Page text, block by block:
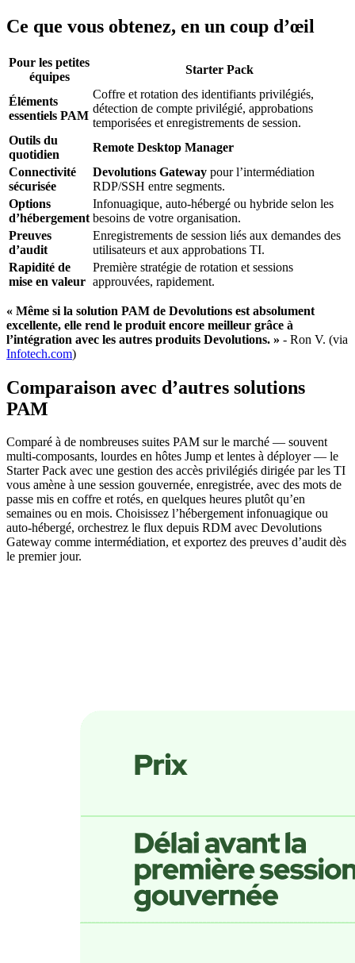
Ce que vous obtenez, en un coup d’œil
Pour les petites
équipes
Starter Pack
Éléments
essentiels PAM
Coffre et rotation des identifiants privilégiés,
détection de compte privilégié, approbations
temporisées et enregistrements de session.
Outils du
quotidien
Remote Desktop Manager
Connectivité
sécurisée
Devolutions Gateway pour l’intermédiation
RDP/SSH entre segments.
Options
d’hébergement
Infonuagique, auto-hébergé ou hybride selon les
besoins de votre organisation.
Preuves
d’audit
Enregistrements de session liés aux demandes des
utilisateurs et aux approbations TI.
Rapidité de
mise en valeur
Première stratégie de rotation et sessions
approuvées, rapidement.
« Même si la solution PAM de Devolutions est absolument
excellente, elle rend le produit encore meilleur grâce à
l’intégration avec les autres produits Devolutions. » - Ron V. (via
Infotech.com)
Comparaison avec d’autres solutions
PAM
Comparé à de nombreuses suites PAM sur le marché — souvent
multi-composants, lourdes en hôtes Jump et lentes à déployer — le
Starter Pack avec une gestion des accès privilégiés dirigée par les TI
vous amène à une session gouvernée, enregistrée, avec des mots de
passe mis en coffre et rotés, en quelques heures plutôt qu’en
semaines ou en mois. Choisissez l’hébergement infonuagique ou
auto-hébergé, orchestrez le flux depuis RDM avec Devolutions
Gateway comme intermédiation, et exportez des preuves d’audit dès
le premier jour.